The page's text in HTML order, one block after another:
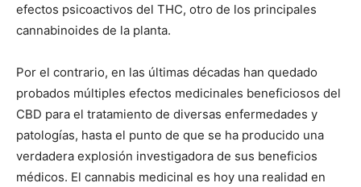
efectos psicoactivos del THC, otro de los principales
cannabinoides de la planta.
Por el contrario, en las últimas décadas han quedado
probados múltiples efectos medicinales beneficiosos del
CBD para el tratamiento de diversas enfermedades y
patologías, hasta el punto de que se ha producido una
verdadera explosión investigadora de sus beneficios
médicos. El cannabis medicinal es hoy una realidad en